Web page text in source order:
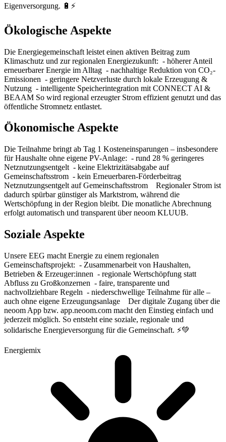
Eigenversorgung. 🔋⚡
Ökologische Aspekte
Die Energiegemeinschaft leistet einen aktiven Beitrag zum
Klimaschutz und zur regionalen Energiezukunft: - höherer Anteil
erneuerbarer Energie im Alltag - nachhaltige Reduktion von CO₂-
Emissionen - geringere Netzverluste durch lokale Erzeugung &
Nutzung - intelligente Speicherintegration mit CONNECT AI &
BEAAM So wird regional erzeugter Strom effizient genutzt und das
öffentliche Stromnetz entlastet.
Ökonomische Aspekte
Die Teilnahme bringt ab Tag 1 Kosteneinsparungen – insbesondere
für Haushalte ohne eigene PV-Anlage: - rund 28 % geringeres
Netznutzungsentgelt - keine Elektrizitätsabgabe auf
Gemeinschaftsstrom - kein Erneuerbaren-Förderbeitrag
Netznutzungsentgelt auf Gemeinschaftsstrom Regionaler Strom ist
dadurch spürbar günstiger als Marktstrom, während die
Wertschöpfung in der Region bleibt. Die monatliche Abrechnung
erfolgt automatisch und transparent über neoom KLUUB.
Soziale Aspekte
Unsere EEG macht Energie zu einem regionalen
Gemeinschaftsprojekt: - Zusammenarbeit von Haushalten,
Betrieben & Erzeuger:innen - regionale Wertschöpfung statt
Abfluss zu Großkonzernen - faire, transparente und
nachvollziehbare Regeln - niederschwellige Teilnahme für alle –
auch ohne eigene Erzeugungsanlage Der digitale Zugang über die
neoom App bzw. app.neoom.com macht den Einstieg einfach und
jederzeit möglich. So entsteht eine soziale, regionale und
solidarische Energieversorgung für die Gemeinschaft. ⚡💚
Energiemix